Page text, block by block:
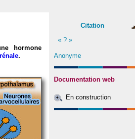
hormone
.
Citation
« ? »
Anonyme
Documentation web
En construction